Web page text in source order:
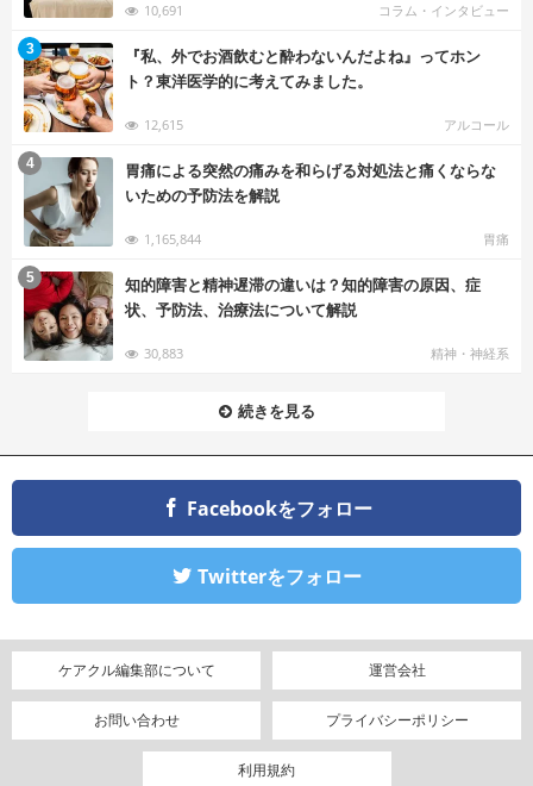
10,691 コラム・インタビュー
『私、外でお酒飲むと酔わないんだよね』ってホン
ト？東洋医学的に考えてみました。
12,615 アルコール
3
胃痛による突然の痛みを和らげる対処法と痛くならな
いための予防法を解説
1,165,844 胃痛
4
知的障害と精神遅滞の違いは？知的障害の原因、症
状、予防法、治療法について解説
30,883 精神・神経系
5
続きを見る
Facebookをフォロー
Twitterをフォロー
ケアクル編集部について 運営会社
お問い合わせ プライバシーポリシー
利用規約